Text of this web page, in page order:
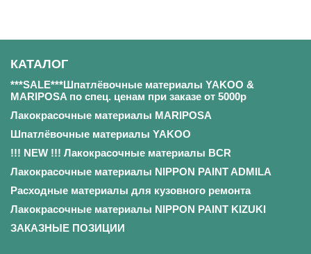
КАТАЛОГ
***SALE***Шпатлёвочные материалы YAKOO &
MARIPOSA по спец. ценам при заказе от 5000р
Лакокрасочные материалы MARIPOSA
Шпатлёвочные материалы YAKOO
!!! NEW !!! Лакокрасочные материалы BCR
Лакокрасочные материалы NIPPON PAINT ADMILA
Расходные материалы для кузовного ремонта
Лакокрасочные материалы NIPPON PAINT KIZUKI
ЗАКАЗНЫЕ ПОЗИЦИИ